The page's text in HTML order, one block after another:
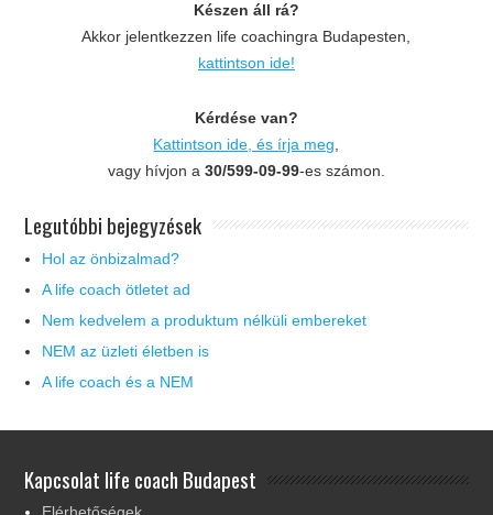
Készen áll rá?
Akkor jelentkezzen life coachingra Budapesten,
kattintson ide!
Kérdése van?
Kattintson ide, és írja meg,
vagy hívjon a 30/599-09-99-es számon.
Legutóbbi bejegyzések
Hol az önbizalmad?
A life coach ötletet ad
Nem kedvelem a produktum nélküli embereket
NEM az üzleti életben is
A life coach és a NEM
Kapcsolat life coach Budapest